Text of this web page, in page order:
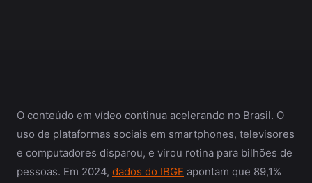
O conteúdo em vídeo continua acelerando no Brasil. O
uso de plataformas sociais em smartphones, televisores
e computadores disparou, e virou rotina para bilhões de
pessoas. Em 2024, dados do IBGE apontam que 89,1%